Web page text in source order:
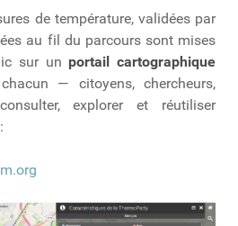
de température, validées par
au fil du parcours sont mises
sur un portail cartographique
— citoyens, chercheurs,
explorer et réutiliser